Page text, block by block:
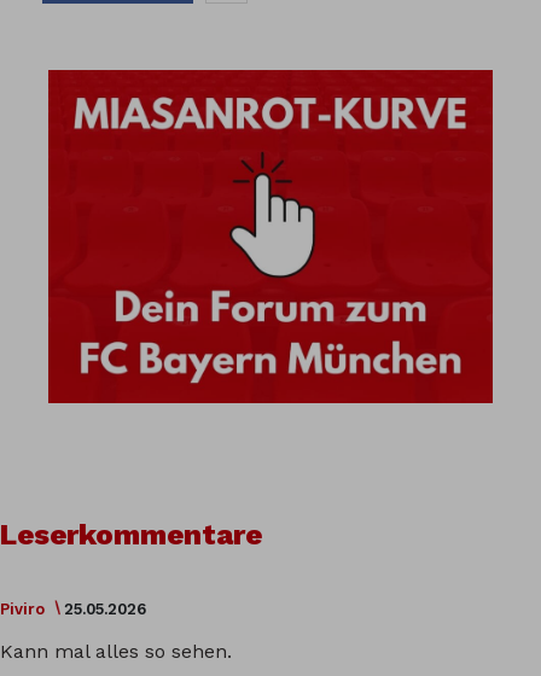
Leserkommentare
Piviro 25.05.2026
Kann mal alles so sehen.